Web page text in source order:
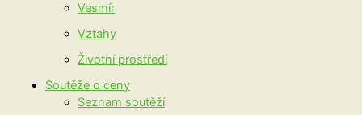
Vesmír
Vztahy
Životní prostředí
Soutěže o ceny
Seznam soutěží